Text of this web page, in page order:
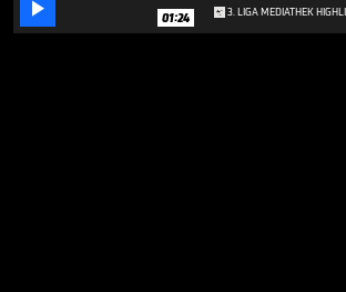
 01:24 3. LIGA MEDIATHEK